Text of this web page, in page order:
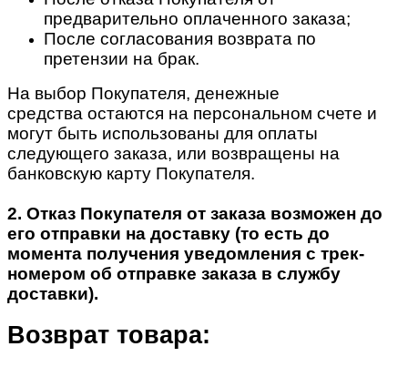
предварительно оплаченного заказа;
После согласования возврата по
претензии на брак.
На выбор Покупателя, денежные
средства остаются на персональном счете и
могут быть использованы для оплаты
следующего заказа, или возвращены на
банковскую карту Покупателя.
2. Отказ Покупателя от заказа возможен до
его отправки на доставку (то есть до
момента получения уведомления с трек-
номером об отправке заказа в службу
доставки).
Возврат товара: